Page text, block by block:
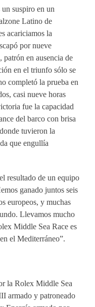
suspiro en un
Latino de
acariciamos la
por nueve
en ausencia de
en el triunfo sólo se
completó la prueba en
casi nueve horas
fue la capacidad
del barco con brisa
tuvieron la
que engullía
resultado de un equipo
ganado juntos seis
europeos, y muchas
Llevamos mucho
Middle Sea Race es
el Mediterráneo”.
la Rolex Middle Sea
armado y patroneado